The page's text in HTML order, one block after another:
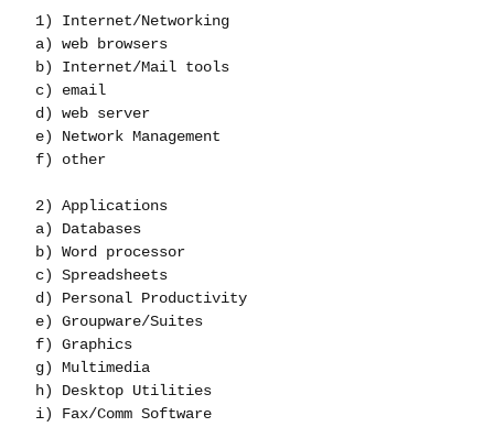
1) Internet/Networking
a) web browsers
b) Internet/Mail tools
c) email
d) web server
e) Network Management
f) other
2) Applications
a) Databases
b) Word processor
c) Spreadsheets
d) Personal Productivity
e) Groupware/Suites
f) Graphics
g) Multimedia
h) Desktop Utilities
i) Fax/Comm Software